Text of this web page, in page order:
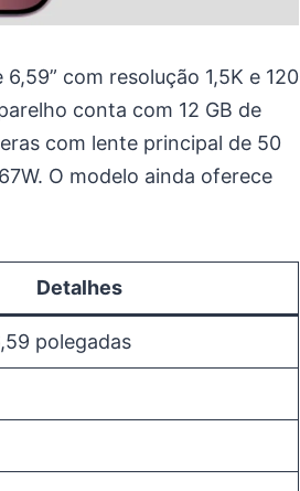
com resolução 1,5K e 120
conta com 12 GB de
com lente principal de 50
O modelo ainda oferece
Detalhes
polegadas